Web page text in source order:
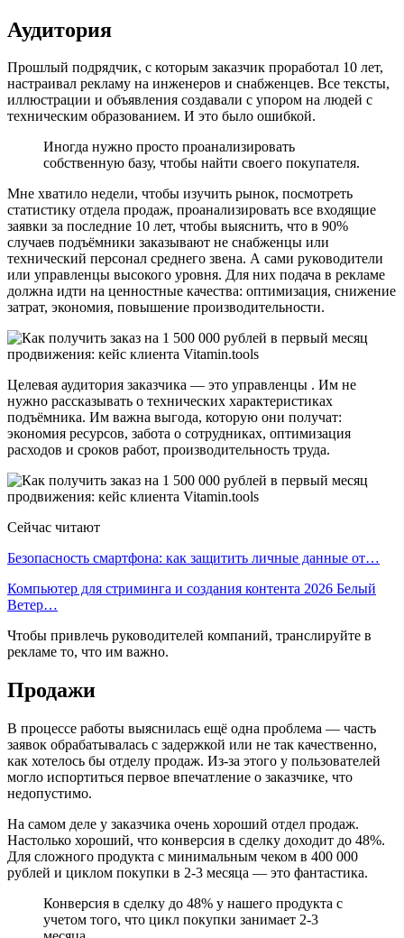
Аудитория
Прошлый подрядчик, с которым заказчик проработал 10 лет,
настраивал рекламу на инженеров и снабженцев. Все тексты,
иллюстрации и объявления создавали с упором на людей с
техническим образованием. И это было ошибкой.
Иногда нужно просто проанализировать
собственную базу, чтобы найти своего покупателя.
Мне хватило недели, чтобы изучить рынок, посмотреть
статистику отдела продаж, проанализировать все входящие
заявки за последние 10 лет, чтобы выяснить, что в 90%
случаев подъёмники заказывают не снабженцы или
технический персонал среднего звена. А сами руководители
или управленцы высокого уровня. Для них подача в рекламе
должна идти на ценностные качества: оптимизация, снижение
затрат, экономия, повышение производительности.
Целевая аудитория заказчика — это управленцы . Им не
нужно рассказывать о технических характеристиках
подъёмника. Им важна выгода, которую они получат:
экономия ресурсов, забота о сотрудниках, оптимизация
расходов и сроков работ, производительность труда.
Сейчас читают
Безопасность смартфона: как защитить личные данные от…
Компьютер для стриминга и создания контента 2026 Белый
Ветер…
Чтобы привлечь руководителей компаний, транслируйте в
рекламе то, что им важно.
Продажи
В процессе работы выяснилась ещё одна проблема — часть
заявок обрабатывалась с задержкой или не так качественно,
как хотелось бы отделу продаж. Из-за этого у пользователей
могло испортиться первое впечатление о заказчике, что
недопустимо.
На самом деле у заказчика очень хороший отдел продаж.
Настолько хороший, что конверсия в сделку доходит до 48%.
Для сложного продукта с минимальным чеком в 400 000
рублей и циклом покупки в 2-3 месяца — это фантастика.
Конверсия в сделку до 48% у нашего продукта с
учетом того, что цикл покупки занимает 2-3